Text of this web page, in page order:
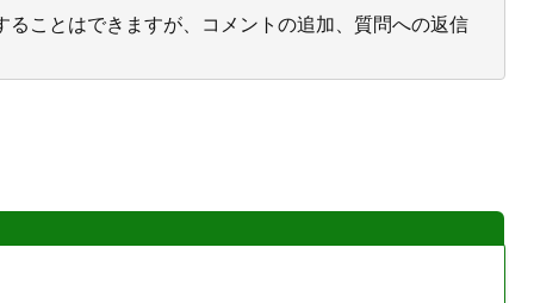
ことはできますが、コメントの追加、質問への返信